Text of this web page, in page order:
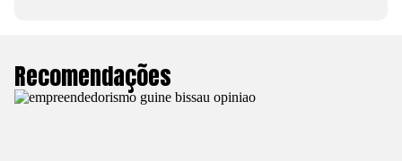
Recomendações